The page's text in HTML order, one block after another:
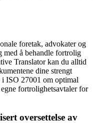
foretak, advokater og
med å behandle fortrolig
Translator kan du alltid
dine strengt
ISO 27001 om optimal
fortrolighetsavtaler for
oversettelse av